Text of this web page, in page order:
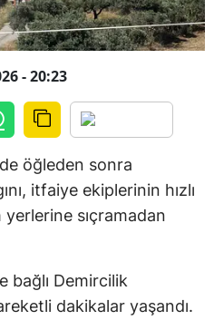
- 20:23
öğleden sonra
itfaiye ekiplerinin hızlı
sıçramadan
bağlı Demircilik
dakikalar yaşandı.